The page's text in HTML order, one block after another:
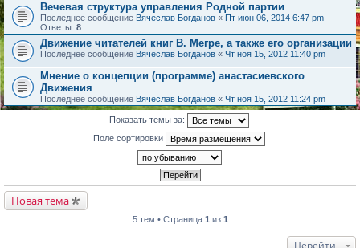
Вечевая структура управления Родной партии
Последнее сообщение Вячеслав Богданов « Пт июн 06, 2014 6:47 pm
Ответы: 8
Движение читателей книг В. Мегре, а также его организации
Последнее сообщение Вячеслав Богданов « Чт ноя 15, 2012 11:40 pm
Мнение о концепции (программе) анастасиевского
Движения
Последнее сообщение Вячеслав Богданов « Чт ноя 15, 2012 11:24 pm
Показать темы за:
Поле сортировки
Новая тема
5 тем • Страница 1 из 1
Перейти